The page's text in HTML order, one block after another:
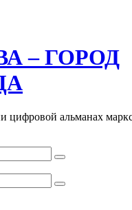
– ГОРОД
цифровой альманах